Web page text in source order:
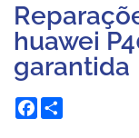
huawei
garantida
Facebook